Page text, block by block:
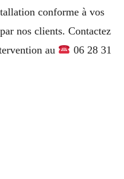
conforme à vos
nos clients. Contactez
au
06 28 31